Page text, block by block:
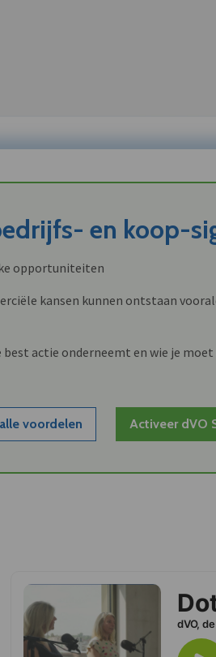
en koop-
opportuniteiten
kansen kunnen ontstaan
best actie onderneemt en wie je
voordelen Activeer dVO